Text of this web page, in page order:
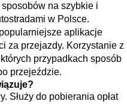
na szybkie i
w Polsce.
aplikacje
za przejazdy. Korzystanie z
przypadkach sposób
przejeździe.
Służy do pobierania opłat